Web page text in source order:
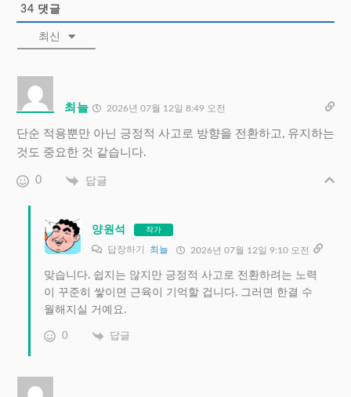
34 댓글
최신
최늘 2026년 07월 12일 8:49 오전
단순 적용뿐만 아닌 긍정적 사고로 방향을 전환하고, 유지하는
것도 중요한 것 같습니다.
0 답글
양원석 작가
답장하기 최늘 2026년 07월 12일 9:10 오전
맞습니다. 쉽지는 않지만 긍정적 사고로 전환하려는 노력
이 꾸준히 쌓이면 근육이 기억할 겁니다. 그러면 한결 수
월해지실 거예요.
0 답글